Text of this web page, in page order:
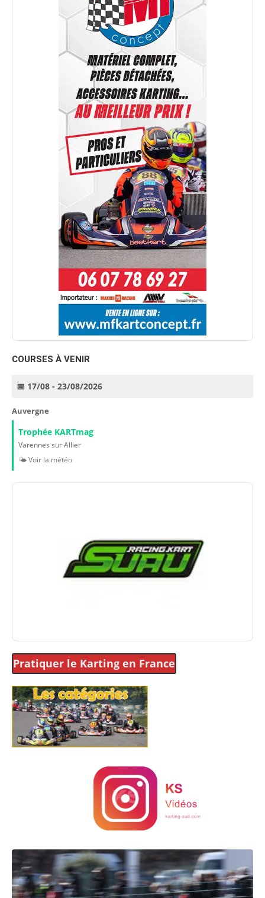
COURSES À VENIR
📅 17/08 - 23/08/2026
Auvergne
Trophée KARTmag
Varennes sur Allier
🌤️ Voir la météo
Pratiquer le Karting en France